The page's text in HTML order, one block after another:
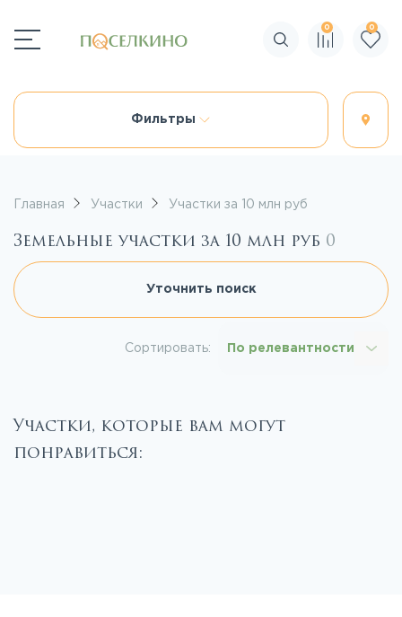
Поиск по сайту
0 0
Фильтры
Главная Участки Участки за 10 млн руб
Земельные участки за 10 млн руб 0
Уточнить поиск
Сортировать: По релевантности
Участки, которые вам могут
понравиться: